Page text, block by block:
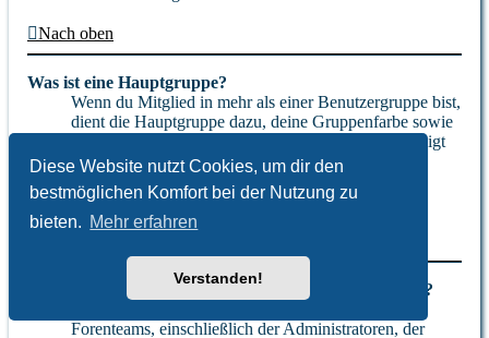
Diese Website nutzt Cookies, um dir den
bestmöglichen Komfort bei der Nutzung zu
bieten. Mehr erfahren
Verstanden!
Nach oben
Was ist eine Hauptgruppe?
Wenn du Mitglied in mehr als einer Benutzergruppe bist,
dient die Hauptgruppe dazu, deine Gruppenfarbe sowie
den Gruppenrang, der bei dir standardmäßig angezeigt
wird, festzulegen. Ein Administrator kann dir die
Berechtigung geben, deine Hauptgruppe im
persönlichen Bereich selbst festzulegen.
Was bedeutet der „Das Team“-Link auf der Startseite?
Forenteams, einschließlich der Administratoren, der